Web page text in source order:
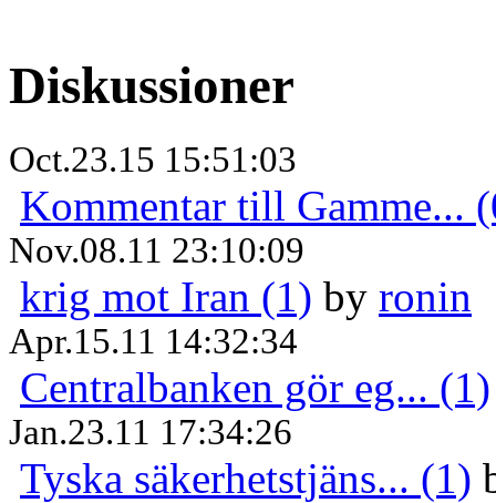
Diskussioner
Oct.23.15 15:51:03
Kommentar till Gamme...
Nov.08.11 23:10:09
krig mot Iran (1) by ronin
Apr.15.11 14:32:34
Centralbanken gör eg... (1)
Jan.23.11 17:34:26
Tyska säkerhetstjäns... (1)